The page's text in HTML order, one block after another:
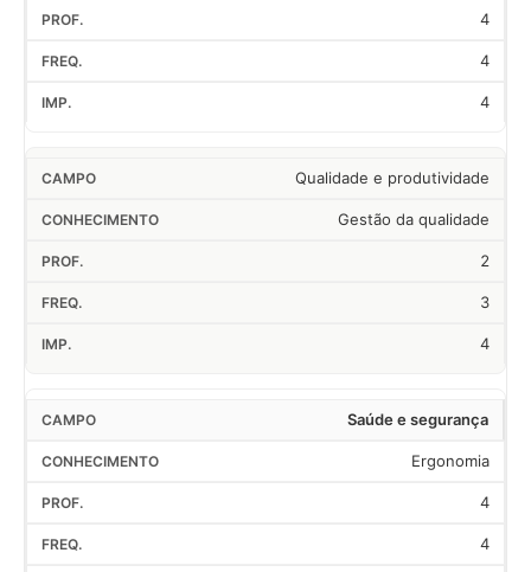
4
4
4
Qualidade e produtividade
Gestão da qualidade
2
3
4
Saúde e segurança
Ergonomia
4
4